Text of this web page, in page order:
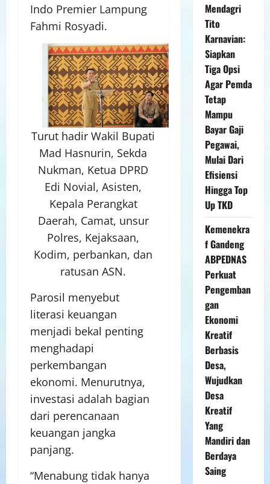
Indo Premier Lampung
Fahmi Rosyadi.
Turut hadir Wakil Bupati
Mad Hasnurin, Sekda
Nukman, Ketua DPRD
Edi Novial, Asisten,
Kepala Perangkat
Daerah, Camat, unsur
Polres, Kejaksaan,
Kodim, perbankan, dan
ratusan ASN.
Parosil menyebut
literasi keuangan
menjadi bekal penting
menghadapi
perkembangan
ekonomi. Menurutnya,
investasi adalah bagian
dari perencanaan
keuangan jangka
panjang.
“Menabung tidak hanya
Mendagri
Tito
Karnavian:
Siapkan
Tiga Opsi
Agar Pemda
Tetap
Mampu
Bayar Gaji
Pegawai,
Mulai Dari
Efisiensi
Hingga Top
Up TKD
Kemenekra
f Gandeng
ABPEDNAS
Perkuat
Pengemban
gan
Ekonomi
Kreatif
Berbasis
Desa,
Wujudkan
Desa
Kreatif
Yang
Mandiri dan
Berdaya
Saing